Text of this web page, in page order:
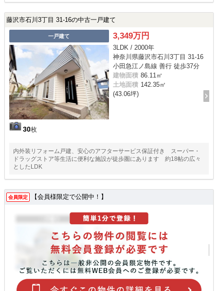
藤沢市石川3丁目 31-16の中古一戸建て
一戸建て
30枚
3,349万円
3LDK / 2000年
神奈川県藤沢市石川3丁目 31-16
小田急江ノ島線 善行 徒歩37分
建物面積 86.11㎡
土地面積 142.35㎡
(43.06坪)
内外装リフォーム戸建、安心のアフターサービス保証付き スーパー・
ドラッグストア等生活に便利な施設が徒歩圏にあります 約18帖の広々
としたLDK
会員限定 【会員様限定で公開中！】